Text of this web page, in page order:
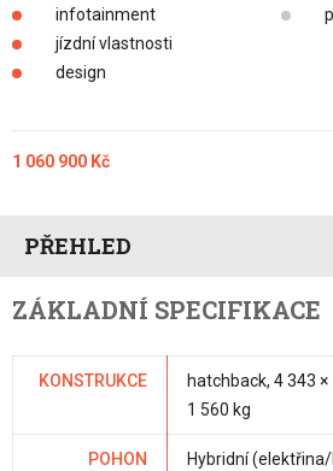
infotainment
jízdní vlastnosti
design
1 060 900 Kč
PŘEHLED
ZÁKLADNÍ SPECIFIKACE
KONSTRUKCE
hatchback, 4 343
1 560 kg
POHON
Hybridní